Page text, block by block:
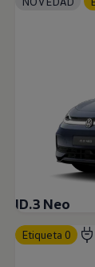
ID.3 Neo
Etiqueta 0